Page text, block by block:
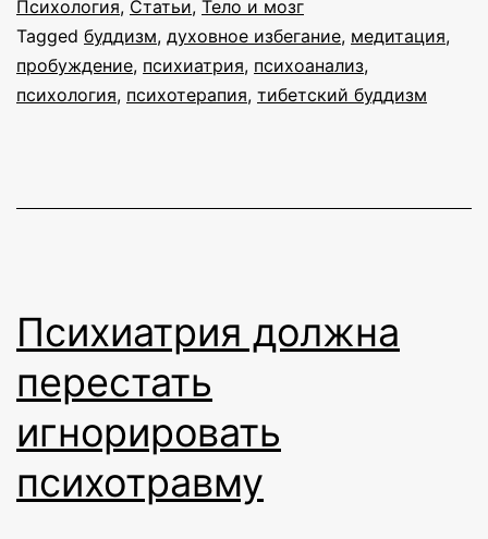
Психология, Статьи, Тело и мозг
Tagged буддизм, духовное избегание, медитация,
пробуждение, психиатрия, психоанализ,
психология, психотерапия, тибетский буддизм
Психиатрия должна
перестать
игнорировать
психотравму